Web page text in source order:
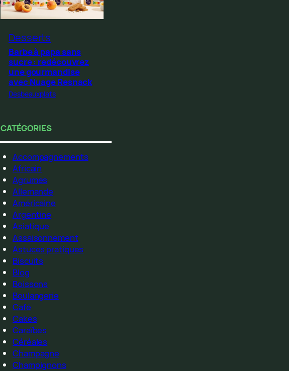
Desserts
Barbe à papa sans
sucre : redécouvrez
une gourmandise
avec Nuage Resnack
Desbeauxplats
CATÉGORIES
Accompagnements
Africain
Agrumes
Allemande
Américaine
Argentine
Asiatique
Assaisonnement
Astuces pratiques
Biscuits
Blog
Boissons
Boulangerie
Café
Cakes
Caraïbes
Céréales
Champagne
Champignons